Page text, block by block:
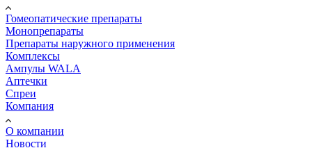
Гомеопатические препараты
Монопрепараты
Препараты наружного применения
Комплексы
Ампулы WALA
Аптечки
Спреи
Компания
О компании
Новости